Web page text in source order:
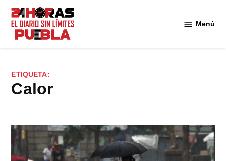
Saltar
contenido
Menú
ETIQUETA:
calor